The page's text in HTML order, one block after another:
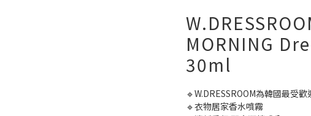
MORNING
30ml
🔹W.DRESSROOM為韓國最受
🔹衣物居家香水噴霧